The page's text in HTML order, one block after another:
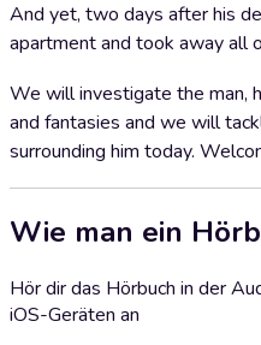
And yet, two days after his
apartment and took away all
We will investigate the man,
and fantasies and we will
surrounding him today.
Wie man ein
Hör dir das Hörbuch in der
iOS-Geräten an